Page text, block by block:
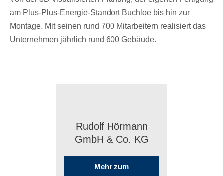
am Plus-Plus-Ener­gie-Stand­ort Buch­loe bis hin zur
Montage. Mit seinen rund 700 Mitar­bei­tern reali­siert das
Unter­neh­men jähr­lich rund 600 Gebäude.
Rudolf Hörmann
GmbH & Co. KG
Mehr zum